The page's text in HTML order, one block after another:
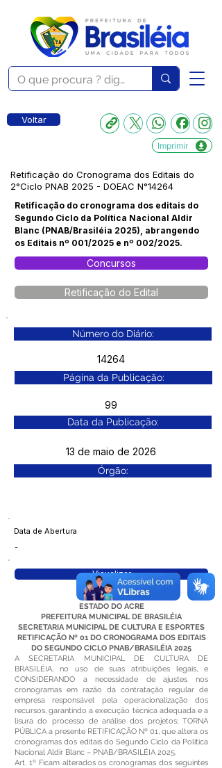
Voltar
Imprimir
Retificação do Cronograma dos Editais do
2°Ciclo PNAB 2025 - DOEAC N°14264
Retificação do cronograma dos editais do
Segundo Ciclo da Política Nacional Aldir
Blanc (PNAB/Brasiléia 2025), abrangendo
os Editais nº 001/2025 e nº 002/2025.
Concursos
Retificação do Edital
Número do Diário:
14264
Página da Publicação:
99
Data da Publicação:
13 de maio de 2026
Órgão:
Data de Abertura
-
Visualizar
ESTADO DO ACRE
PREFEITURA MUNICIPAL DE BRASILÉIA
SECRETARIA MUNICIPAL DE CULTURA E ESPORTES
RETIFICAÇÃO Nº 01 DO CRONOGRAMA DOS EDITAIS
DO SEGUNDO CICLO PNAB/BRASILÉIA 2025
A SECRETARIA MUNICIPAL DE CULTURA DE
BRASILÉIA, no uso de suas atribuições legais, e
CONSIDERANDO a necessidade de ajustes nos
cronogramas em razão da contratação regular de
empresa responsável pela operacionalização dos
recursos, garantindo a execução técnica adequada e a
lisura do processo de análise dos projetos; TORNA
PÚBLICA a presente RETIFICAÇÃO Nº 01, que altera os
cronogramas dos editais do Segundo Ciclo da Política
Nacional Aldir Blanc – PNAB/BRASILÉIA 2025.
Art. 1º Ficam alterados os cronogramas dos seguintes